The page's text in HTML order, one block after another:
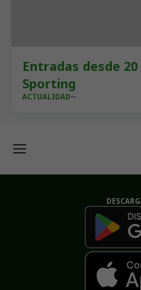
Entradas desde
Sporting
ACTUALIDAD